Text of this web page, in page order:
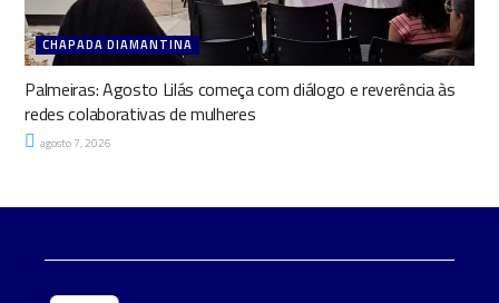
CHAPADA DIAMANTINA
Palmeiras: Agosto Lilás começa com diálogo e reverência às
redes colaborativas de mulheres
agosto 7, 2026